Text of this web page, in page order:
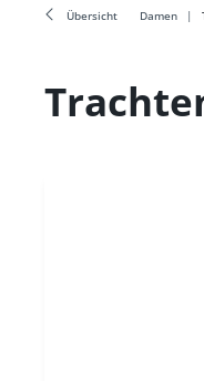
Übersicht Damen